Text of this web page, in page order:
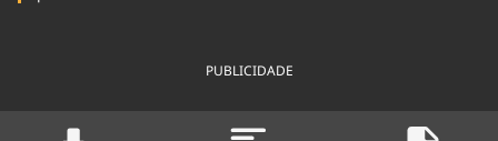
PUBLICIDADE